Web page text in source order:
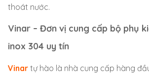
thoát nước.
Vinar – Đơn vị cung cấp bộ phụ
inox 304 uy tín
Vinar tự hào là nhà cung cấp hàng